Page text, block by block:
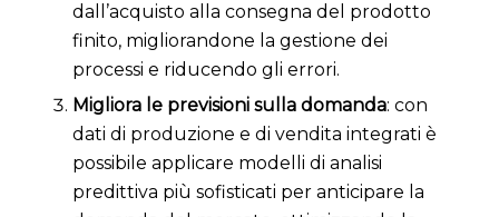
dall’acquisto alla consegna del prodotto
finito, migliorandone la gestione dei
processi e riducendo gli errori.
Migliora le previsioni sulla domanda: con
dati di produzione e di vendita integrati è
possibile applicare modelli di analisi
predittiva più sofisticati per anticipare la